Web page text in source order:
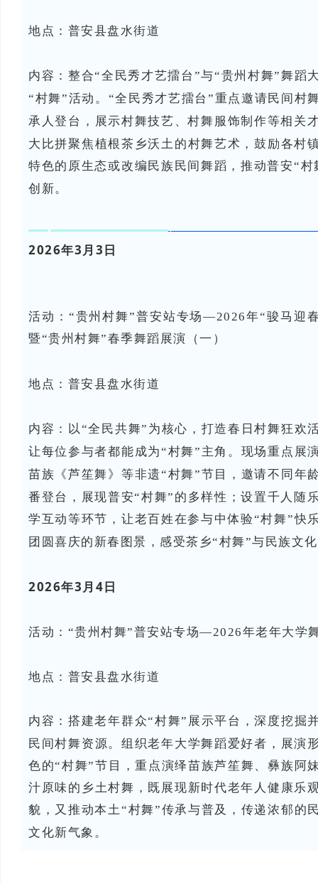
地点：普安县盘水街道
内容：整合“全民秀才艺擂台”与“贵州村舞”舞蹈
“村舞”活动。“全民秀才艺擂台”重点邀请民间村
承人登台，展示村舞技艺、村舞服饰制作等相关
大比拼聚焦植根茶乡沃土的村舞艺术，鼓励各村
特色的原生态或改编民族民间舞蹈，推动普安“
创新。
2026年3月3日
活动：“贵州村舞”普安站专场—2026年“骏马迎
暨“贵州村舞”春季舞蹈展演（一）
地点：普安县盘水街道
内容： 以“全民共舞”为核心，打造春日村舞狂欢
让每位参与者都能成为“村舞”主角。现场重点展
苗族《芦笙舞》等非遗“村舞”节目，邀请不同年
番登台，展现普安“村舞”的多样性；设置千人随
学互动等环节，让老百姓在参与中体验“村舞”快
团圆喜庆的新春图景，感受茶乡“村舞”与民族文
2026年3月4日
活动： “贵州村舞”普安站专场—2026年老年大学
地点：普安县盘水街道
内容：搭建老年群众“村舞”展示平台，深度挖掘
民间村舞资源。组织老年大学舞蹈爱好者，展演
色的“村舞”节目，重点演绎苗族芦笙舞、彝族阿
汁原味的乡土村舞，既展现新时代老年人健康乐
貌，又推动本土“村舞”传承与普及，传递浓郁的
文化新气象。